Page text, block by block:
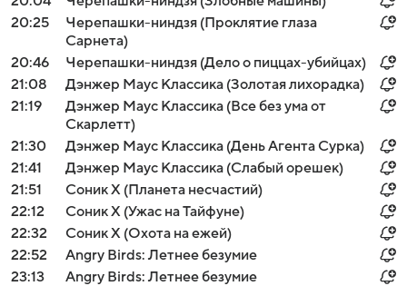
20:25
Черепашки-ниндзя (Проклятие глаза
Сарнета)
20:46
Черепашки-ниндзя (Дело о пиццах-убийцах)
21:08
Дэнжер Маус Классика (Золотая лихорадка)
21:19
Дэнжер Маус Классика (Все без ума от
Скарлетт)
21:30
Дэнжер Маус Классика (День Агента Сурка)
21:41
Дэнжер Маус Классика (Слабый орешек)
21:51
Соник Х (Планета несчастий)
22:12
Соник Х (Ужас на Тайфуне)
22:32
Соник Х (Охота на ежей)
22:52
Angry Birds: Летнее безумие
23:13
Angry Birds: Летнее безумие